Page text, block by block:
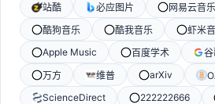
站酷
必应图片 网易云音乐
酷狗音乐
酷我音乐 虾米
Apple Music
百度学术
万方
维普 arXiv
ScienceDirect
222222666